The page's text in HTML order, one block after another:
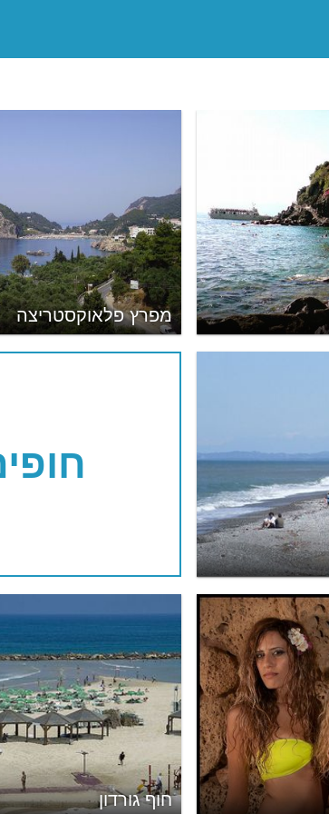
מפרץ פלאוקסטריצה
חוף גורדון